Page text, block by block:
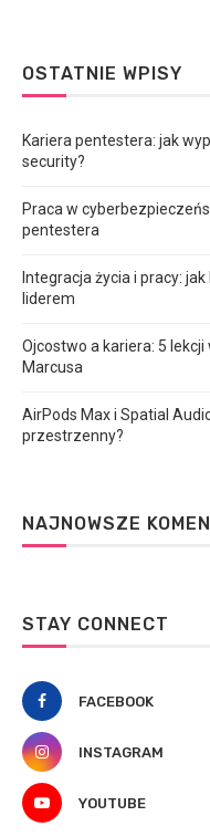
OSTATNIE WPISY
Kariera pentestera: jak
security?
Praca w
pentestera
Integracja życia i pracy:
liderem
Ojcostwo a kariera: 5
Marcusa
AirPods Max i Spatial
przestrzenny?
NAJNOWSZE
STAY CONNECT
FACEBOOK
INSTAGRAM
YOUTUBE